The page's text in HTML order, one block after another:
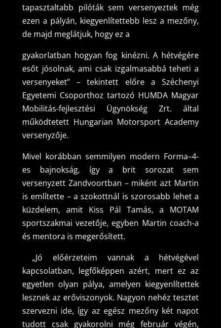
tapasztaltabb pilóták sem versenyeztek még
ezen a pályán, kiegyenlítettebb lesz a mezőny,
de majd meglátjuk, hogy ez a
gyakorlatban hogyan fog kinézni. A hétvégére
esőt jósolnak, ami csak izgalmasabbá teheti a
versenyeket” – tekintett előre a Széchenyi
Egyetemi Csoporthoz tartozó HUMDA Magyar
Mobilitás-fejlesztési Ügynökség Zrt. által
működtetett Hungarian Motorsport Academy
versenyzője.
Mivel korábban semmilyen modern Forma–4-
es bajnokság, így a brit sorozat sem
versenyzett Zandvoortban – miként azt Martin
is említette – a szokottnál is szorosabb lehet a
küzdelem, amit Kiss Pál Tamás, a MOTAM
sportszakmai vezetője, egyben Martin coach-a
és mentora is megerősített.
„Jó előérzeteim vannak a hétvégével
kapcsolatban, legfőképpen azért, mert ez az
egyetlen olyan pálya, amelyen kiegyenlítettek
lesznek az erőviszonyok. Nagyon nehéz tesztet
szervezni ide, így az egész mezőny két napot
tudott csak gyakorolni még február végén,